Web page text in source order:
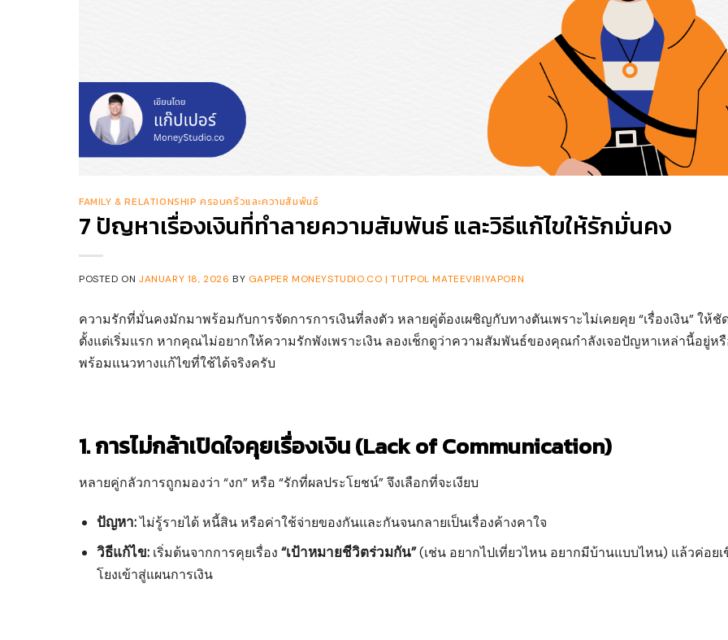
FAMILY & RELATIONSHIP ครอบครัวและความสัมพันธ์
7 ปัญหาเรื่องเงินที่ทำลายความสัมพันธ์ และวิธีแก้ไขให้รักมั่นคง
POSTED ON JANUARY 18, 2026 BY GAPPER MONEYSTUDIO.CO | TUTPOL MATEEVIRIYAPORN
ความรักที่มั่นคงมักมาพร้อมกับการจัดการการเงินที่ลงตัว หลายคู่ต้องเผชิญกับทางตันเพราะไม่เคยคุย “เรื่องเงิน” ให้ชั
ตั้งแต่เริ่มแรก หากคุณไม่อยากให้ความรักพังเพราะเงิน ลองเช็กดูว่าความสัมพันธ์ของคุณกำลังเจอปัญหาเหล่านี้อยู่ห
พร้อมแนวทางแก้ไขที่ใช้ได้จริงครับ
1. การไม่กล้าเปิดใจคุยเรื่องเงิน (Lack of Communication)
หลายคู่กลัวการถูกมองว่า “งก” หรือ “รักที่ผลประโยชน์” จึงเลือกที่จะเงียบ
ปัญหา:ไม่รู้รายได้ หนี้สิน หรือค่าใช้จ่ายของกันและกันจนกลายเป็นเรื่องค้างคาใจ
วิธีแก้ไข: เริ่มต้นจากการคุยเรื่อง“เป้าหมายชีวิตร่วมกัน”(เช่น อยากไปเที่ยวไหน อยากมีบ้านแบบไหน) แล้วค่อย
โยงเข้าสู่แผนการเงิน